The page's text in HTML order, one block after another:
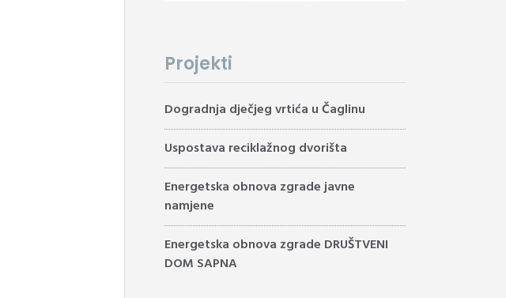
Projekti
Dogradnja dječjeg vrtića u Čaglinu
Uspostava reciklažnog dvorišta
Energetska obnova zgrade javne
namjene
Energetska obnova zgrade DRUŠTVENI
DOM SAPNA